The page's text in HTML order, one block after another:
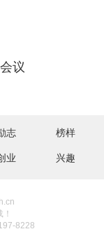
议
志 榜样
业 兴趣
8228